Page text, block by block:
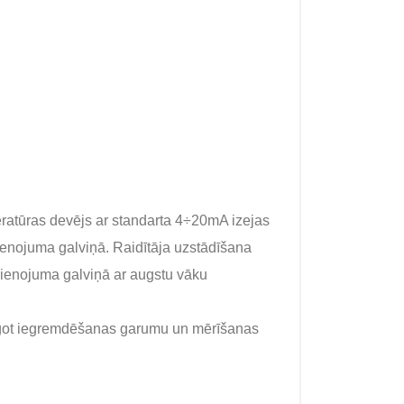
devējs ar standarta 4÷20mA izejas
galviņā. Raidītāja uzstādīšana
galviņā ar augstu vāku
iegremdēšanas garumu un mērīšanas